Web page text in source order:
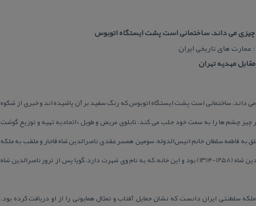
چیزی می داند، ساختمانی است پشت ایستگاه اتوبوس
های تاریخی ایران
مهدیه تهران
داند، ساختمانی است پشت ایستگاه اتوبوس كه رنگ سفید بر آن پاشیده اند و خبری از شكوه
چشم ها را به سمت خود جلب می كند، تابلوی عریض و طویل «اتحادیه تهیه و توزیع گوشت
عمارت تاریخی با ۱۴۰ سال قدمت، متعلق به فاطمه سلطان خانم انیس‌الدوله، سومین همسر عقدی ناصرالدین شاه قاجار و ملقب به ملكه
ایران بوده است.انیس الدوله همسر سرشناس و با نفوذ ناصرالدین شاه (۱۲۵۸-۱۳۱۴) بود و این خانه، كه به نام وی شهرت دارد، گویا پس از ترور ناصرالدین شاه
سلطنتی ایران دانست كه نشان حمایل آفتاب و تمثال همایونی را از او دریافت كرده بود.